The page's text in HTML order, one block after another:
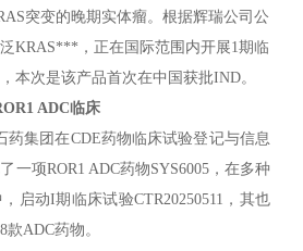
突变的晚期实体瘤。根据辉瑞公司公
KRAS***，正在国际范围内开展1期临
本次是该产品首次在中国获批IND。
ADC临床
药集团在CDE药物临床试验登记与信息
一项ROR1 ADC药物SYS6005，在多种
启动I期临床试验CTR20250511，其也
ADC药物。